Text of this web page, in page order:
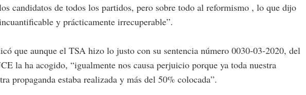
candidatos de todos los partidos, pero sobre todo al reformismo , lo que dijo
y prácticamente irrecuperable”.
que aunque el TSA hizo lo justo con su sentencia número 0030-03-2020, del
la ha acogido, “igualmente nos causa perjuicio porque ya toda nuestra
propaganda estaba realizada y más del 50% colocada”.